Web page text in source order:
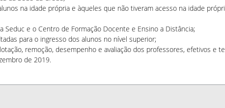
na idade própria e àqueles que não tiveram acesso na idade
e o Centro de Formação Docente e Ensino a Distância;
para o ingresso dos alunos no nível superior;
remoção, desempenho e avaliação dos professores, efetivos e
de 2019.